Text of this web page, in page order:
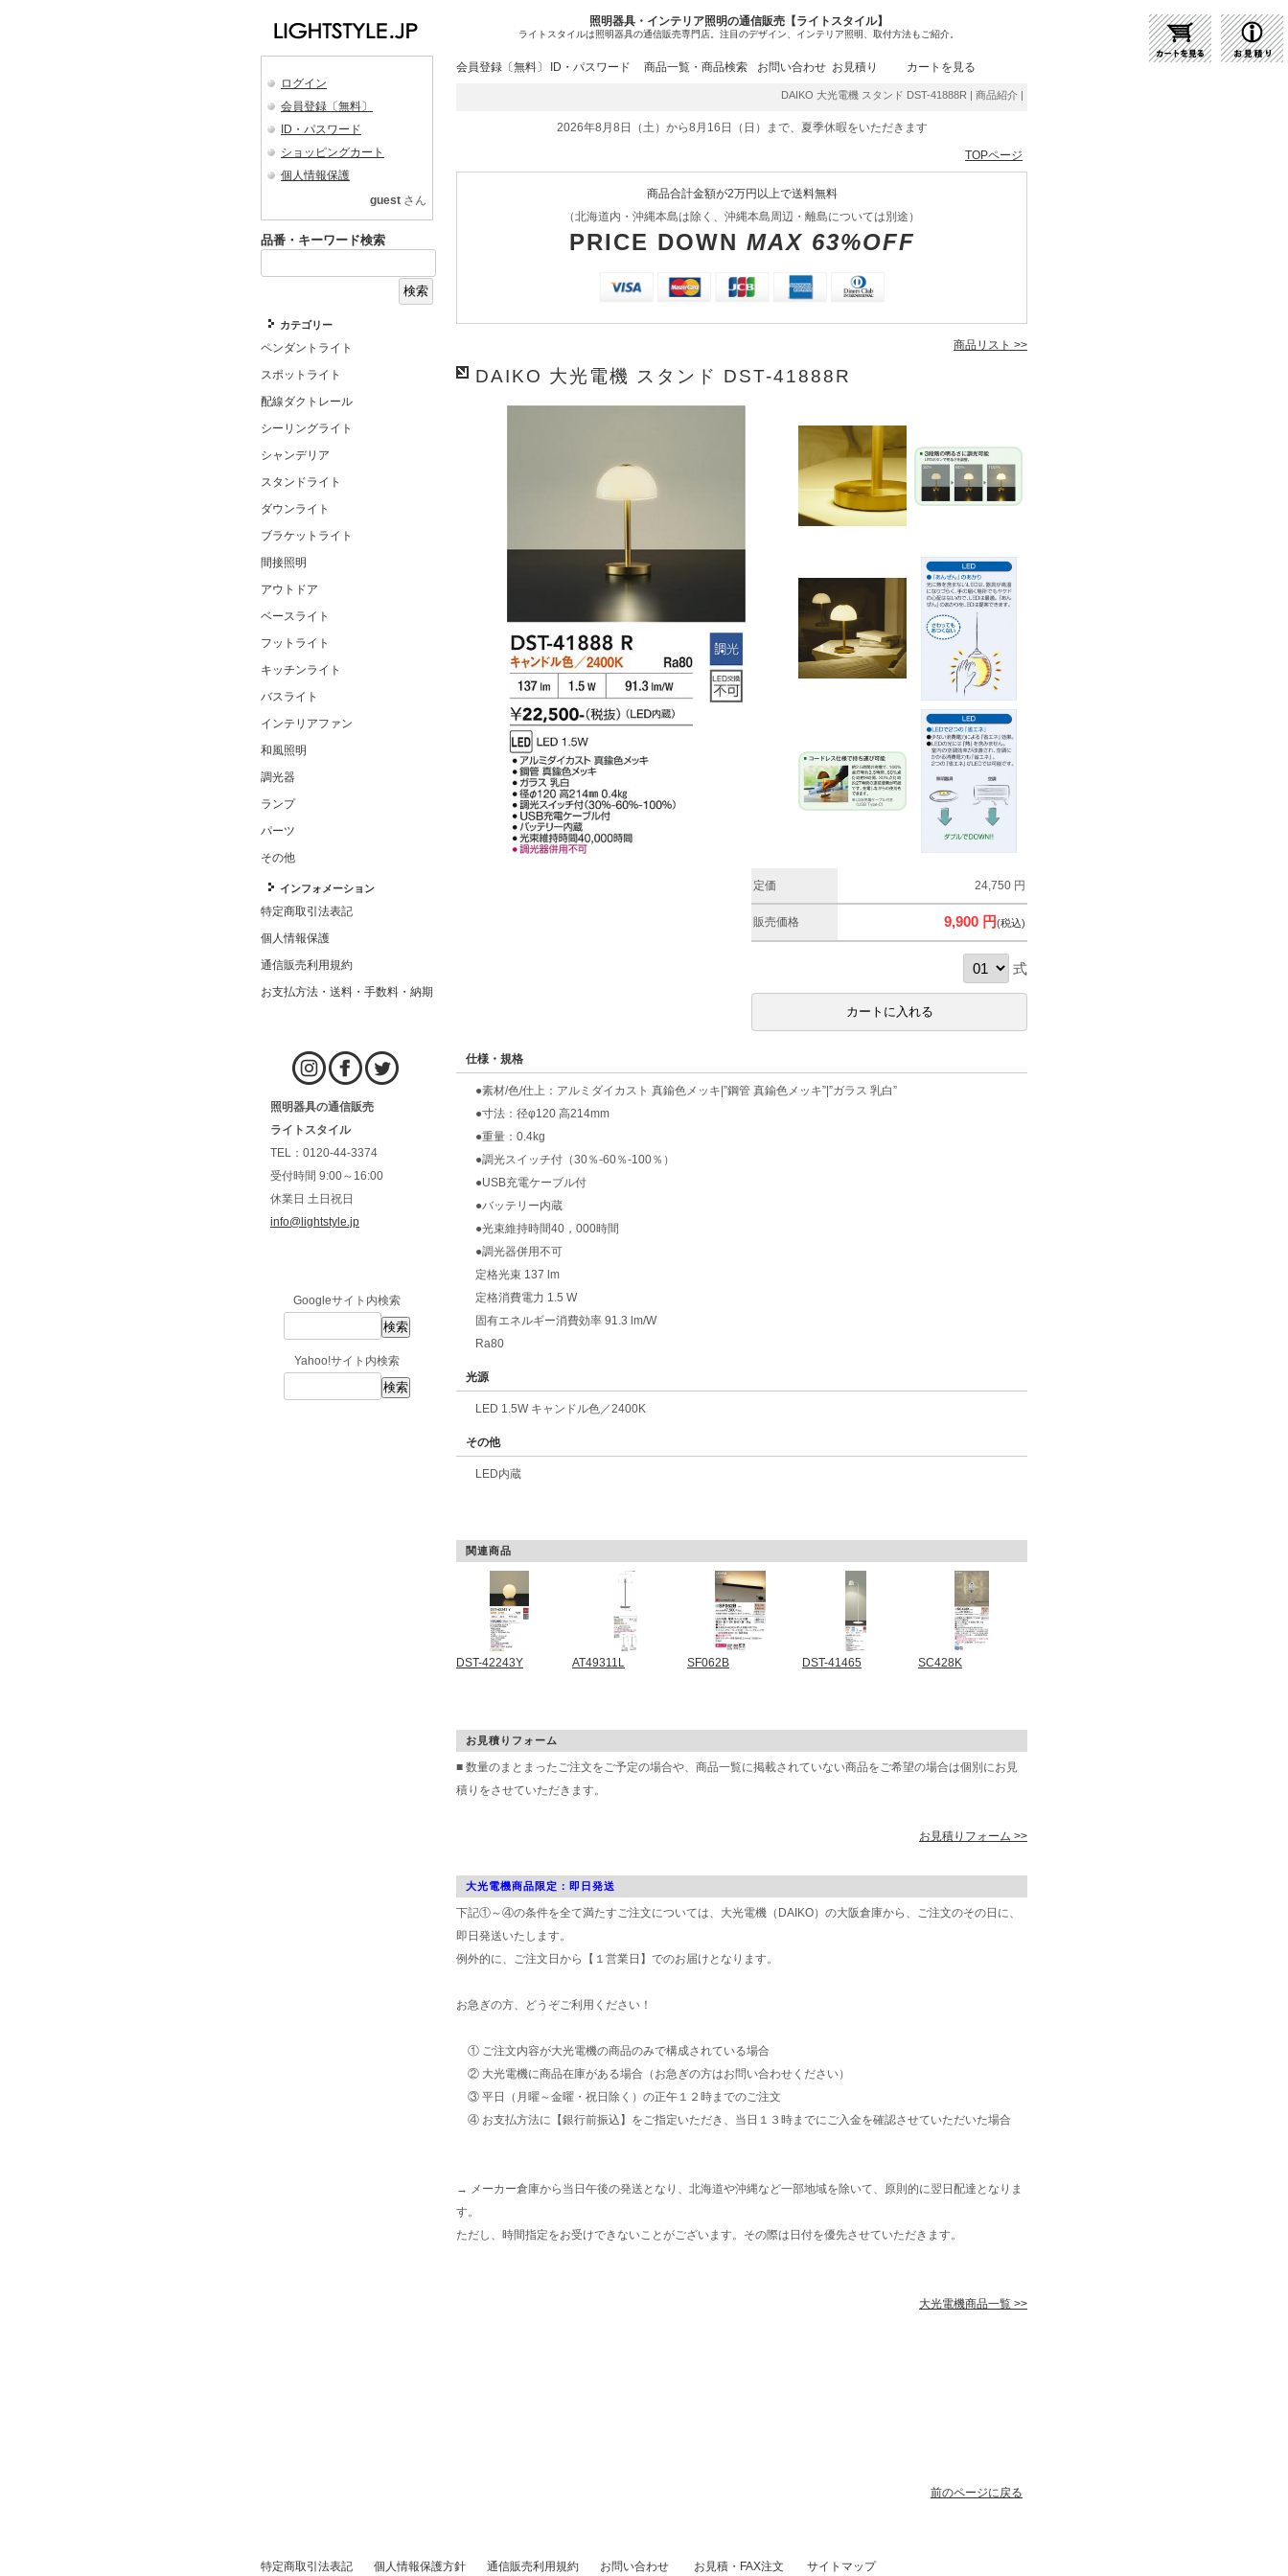
照明器具・インテリア照明の通信販売【ライトスタイル】
ライトスタイルは照明器具の通信販売専門店。注目のデザイン、インテリア照明、取付方法もご紹介。
ログイン
会員登録〔無料〕
ID・パスワード
ショッピングカート
個人情報保護
guest さん
品番・キーワード検索
カテゴリー
ペンダントライト
スポットライト
配線ダクトレール
シーリングライト
シャンデリア
スタンドライト
ダウンライト
ブラケットライト
間接照明
アウトドア
ベースライト
フットライト
キッチンライト
バスライト
インテリアファン
和風照明
調光器
ランプ
パーツ
その他
インフォメーション
特定商取引法表記
個人情報保護
通信販売利用規約
お支払方法・送料・手数料・納期
照明器具の通信販売
ライトスタイル
TEL：0120-44-3374
受付時間 9:00～16:00
休業日 土日祝日
info@lightstyle.jp
Googleサイト内検索
Yahoo!サイト内検索
会員登録〔無料〕 ID・パスワード 商品一覧・商品検索 お問い合わせ お見積り カートを見る
DAIKO 大光電機 スタンド DST-41888R | 商品紹介 | 照明器具の通販・インテリア照明の通信販売【ライトスタ
2026年8月8日（土）から8月16日（日）まで、夏季休暇をいただきます
TOPページ
商品合計金額が2万円以上で送料無料
（北海道内・沖縄本島は除く、沖縄本島周辺・離島については別途）
PRICE DOWN MAX 63%OFF
商品リスト >>
DAIKO 大光電機 スタンド DST-41888R
定価 24,750 円
販売価格 9,900 円(税込)
式
仕様・規格
●素材/色/仕上：アルミダイカスト 真鍮色メッキ|”鋼管 真鍮色メッキ”|”ガラス 乳白”
●寸法：径φ120 高214mm
●重量：0.4kg
●調光スイッチ付（30％-60％-100％）
●USB充電ケーブル付
●バッテリー内蔵
●光束維持時間40，000時間
●調光器併用不可
定格光束 137 lm
定格消費電力 1.5 W
固有エネルギー消費効率 91.3 lm/W
Ra80
光源
LED 1.5W キャンドル色／2400K
その他
LED内蔵
関連商品
DST-42243Y AT49311L SF062B DST-41465 SC428K
お見積りフォーム
■ 数量のまとまったご注文をご予定の場合や、商品一覧に掲載されていない商品をご希望の場合は個別にお見
積りをさせていただきます。
お見積りフォーム >>
大光電機商品限定：即日発送
下記①～④の条件を全て満たすご注文については、大光電機（DAIKO）の大阪倉庫から、ご注文のその日に、
即日発送いたします。
例外的に、ご注文日から【１営業日】でのお届けとなります。
お急ぎの方、どうぞご利用ください！
① ご注文内容が大光電機の商品のみで構成されている場合
② 大光電機に商品在庫がある場合（お急ぎの方はお問い合わせください）
③ 平日（月曜～金曜・祝日除く）の正午１２時までのご注文
④ お支払方法に【銀行前振込】をご指定いただき、当日１３時までにご入金を確認させていただいた場合
→ メーカー倉庫から当日午後の発送となり、北海道や沖縄など一部地域を除いて、原則的に翌日配達となりま
す。
ただし、時間指定をお受けできないことがございます。その際は日付を優先させていただきます。
大光電機商品一覧 >>
前のページに戻る
特定商取引法表記 個人情報保護方針 通信販売利用規約 お問い合わせ お見積・FAX注文 サイトマップ